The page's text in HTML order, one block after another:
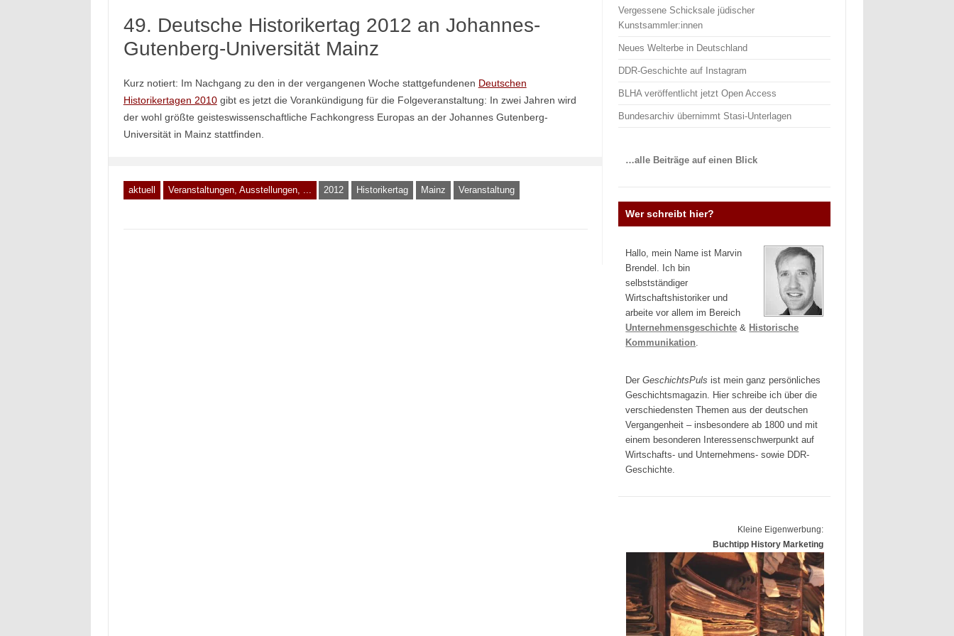
49. Deutsche Historikertag 2012 an Johannes-
Gutenberg-Universität Mainz
Kurz notiert: Im Nachgang zu den in der vergangenen Woche stattgefundenen Deutschen
Historikertagen 2010gibt es jetzt die Vorankündigung für die Folgeveranstaltung: In zwei Jahren wird
der wohl größte geisteswissenschaftliche Fachkongress Europas an der Johannes Gutenberg-
Universität in Mainz stattfinden.
aktuell Veranstaltungen, Ausstellungen, ... 2012 Historikertag Mainz Veranstaltung
Vergessene Schicksale jüdischer
Kunstsammler:innen
Neues Welterbe in Deutschland
DDR-Geschichte auf Instagram
BLHA veröffentlicht jetzt Open Access
Bundesarchiv übernimmt Stasi-Unterlagen
…alle Beiträge auf einen Blick
Wer schreibt hier?
Hallo, mein Name ist Marvin
Brendel. Ich bin
selbstständiger
Wirtschaftshistoriker und
arbeite vor allem im Bereich
Unternehmensgeschichte & Historische
Kommunikation
DerGeschichtsPuls ist mein ganz persönliches
Geschichtsmagazin. Hier schreibe ich über die
verschiedensten Themen aus der deutschen
Vergangenheit – insbesondere ab 1800 und mit
einem besonderen Interessenschwerpunkt auf
Wirtschafts- und Unternehmens- sowie DDR-
Geschichte.
Kleine Eigenwerbung:
Buchtipp History Marketing